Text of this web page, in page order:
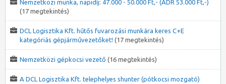
Nemzetközi munka, napidíj: 47.000 - 50.000 Ft,- (ADR 53.000 Ft,-)
(17 megtekintés)
DCL Logisztika Kft. hűtős fuvarozási munkára keres C+E
kategóriás gépjárművezetőket! (17 megtekintés)
Nemzetközi gépkocsi vezető (16 megtekintés)
A DCL Logisztika Kft. telephelyes shunter (pótkocsi mozgató)